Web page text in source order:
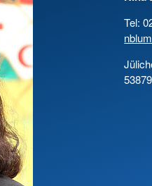
Tel: